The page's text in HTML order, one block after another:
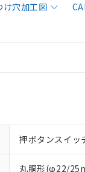
け穴加工図
押ボタンスイッ
丸胴形(φ22/